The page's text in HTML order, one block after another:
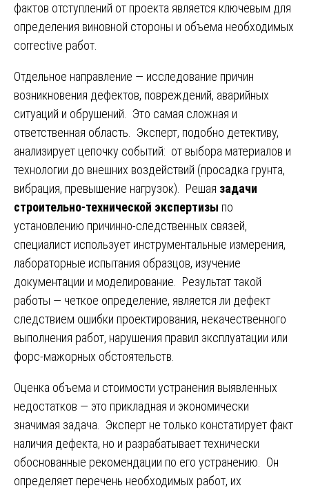
фактов отступлений от проекта является ключевым для
определения виновной стороны и объема необходимых
corrective работ.
Отдельное направление — исследование причин
возникновения дефектов, повреждений, аварийных
ситуаций и обрушений. Это самая сложная и
ответственная область. Эксперт, подобно детективу,
анализирует цепочку событий: от выбора материалов и
технологии до внешних воздействий (просадка грунта,
вибрация, превышение нагрузок). Решая задачи
строительно-технической экспертизы по
установлению причинно-следственных связей,
специалист использует инструментальные измерения,
лабораторные испытания образцов, изучение
документации и моделирование. Результат такой
работы — четкое определение, является ли дефект
следствием ошибки проектирования, некачественного
выполнения работ, нарушения правил эксплуатации или
форс-мажорных обстоятельств.
Оценка объема и стоимости устранения выявленных
недостатков — это прикладная и экономически
значимая задача. Эксперт не только констатирует факт
наличия дефекта, но и разрабатывает технически
обоснованные рекомендации по его устранению. Он
определяет перечень необходимых работ, их